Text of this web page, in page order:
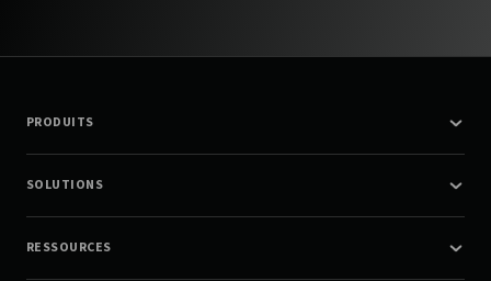
PRODUITS
SOLUTIONS
RESSOURCES